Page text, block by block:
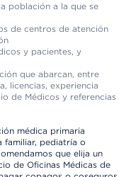
población a la que se
de centros de atención
y pacientes, y
que abarcan, entre
licencias, experiencia
de Médicos y referencias
médica primaria
familiar, pediatría o
que elija un
de Oficinas Médicas de